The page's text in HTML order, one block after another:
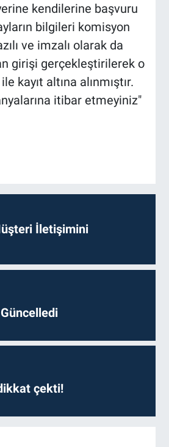
kendilerine başvuru
bilgileri komisyon
ve imzalı olarak da
girişi gerçekleştirilerek o
kayıt altına alınmıştır.
itibar etmeyiniz"
İletişimini
çekti!